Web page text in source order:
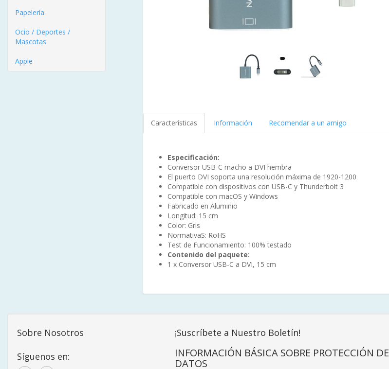
Papelería
Ocio / Deportes /
Mascotas
Apple
Características Información Recomendar a un amigo
Especificación:
Conversor USB-C macho a DVI hembra
El puerto DVI soporta una resolución máxima de 1920-1200
Compatible con dispositivos con USB-C y Thunderbolt 3
Compatible con macOS y Windows
Fabricado en Aluminio
Longitud: 15 cm
Color: Gris
NormativaS: RoHS
Test de Funcionamiento: 100% testado
Contenido del paquete:
1 x Conversor USB-C a DVI, 15 cm
Sobre Nosotros
Síguenos en:
¡Suscríbete a Nuestro Boletín!
INFORMACIÓN BÁSICA SOBRE PROTECCIÓN DE
DATOS